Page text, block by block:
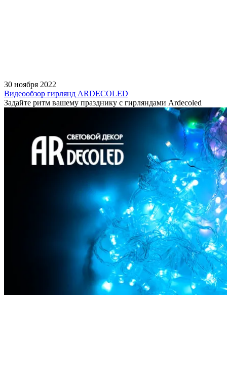
30 ноября 2022
Видеообзор гирлянд ARDECOLED
Задайте ритм вашему празднику с гирляндами Ardecoled